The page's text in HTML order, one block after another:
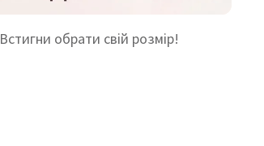
Встигни обрати свій розмір!